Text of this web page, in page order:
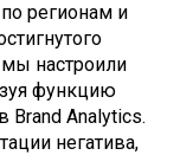
регионам и
настроили
функцию
Brand Analytics.
негатива,